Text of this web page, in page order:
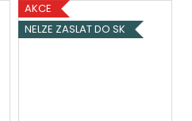
AKCE
NELZE ZASLAT DO SK